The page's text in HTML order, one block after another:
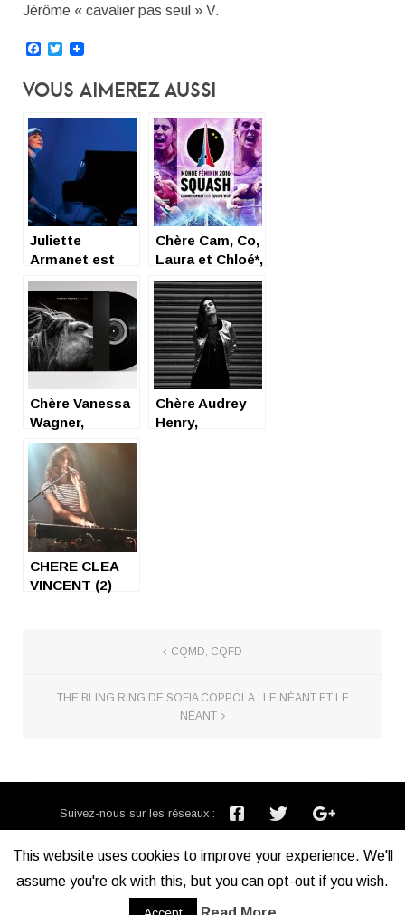
Jérôme « cavalier pas seul » V.
Facebook
Twitter
Vous Aimerez Aussi
Juliette
Armanet est
notre grande
amie
Chère Cam, Co,
Laura et Chloé*,
Chères
mousquetaires
du squash,
Chère Vanessa
Wagner,
Chère Audrey
Henry,
CHERE CLEA
VINCENT (2)
CQMD, CQFD
THE BLING RING DE SOFIA COPPOLA : LE NÉANT ET LE
NÉANT
Suivez-nous sur les réseaux :
Mentions légales
This website uses cookies to improve your experience. We'll
assume you're ok with this, but you can opt-out if you wish.